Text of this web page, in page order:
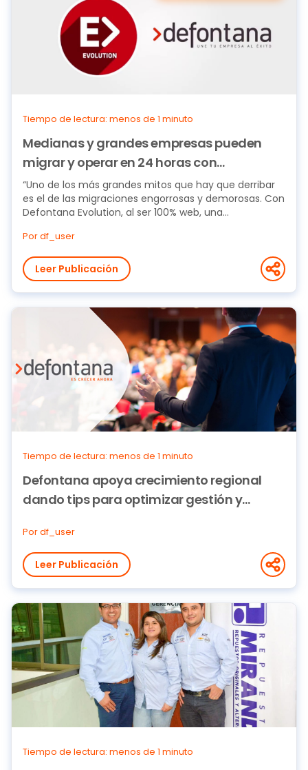
Tiempo de lectura: menos de 1 minuto
Medianas y grandes empresas pueden
migrar y operar en 24 horas con
Defontana Evolution
“Uno de los más grandes mitos que hay que derribar
es el de las migraciones engorrosas y demorosas. Con
Defontana Evolution, al ser 100% web, una...
Por df_user
Leer Publicación
Tiempo de lectura: menos de 1 minuto
Defontana apoya crecimiento regional
dando tips para optimizar gestión y
Por df_user
Leer Publicación
Tiempo de lectura: menos de 1 minuto